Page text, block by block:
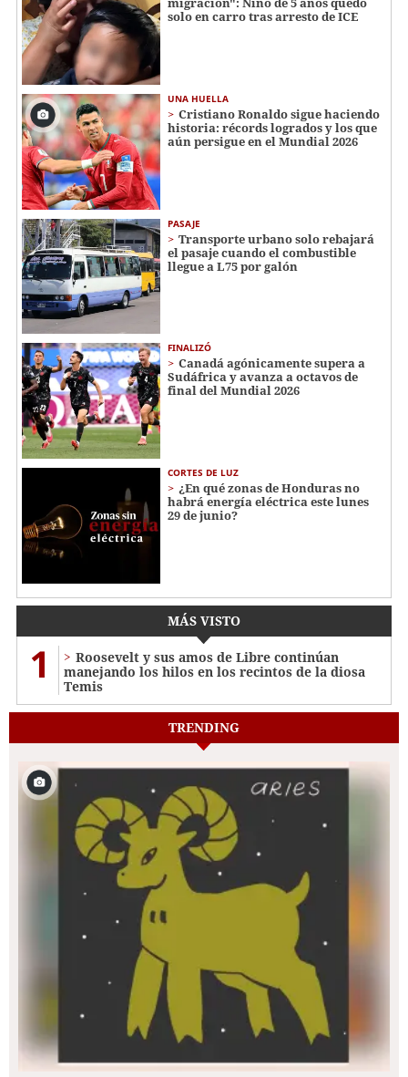
solo en carro tras arresto de ICE
UNA HUELLA
Cristiano Ronaldo sigue haciendo
historia: récords logrados y los que
aún persigue en el Mundial 2026
PASAJE
Transporte urbano solo rebajará
el pasaje cuando el combustible
llegue a L75 por galón
FINALIZÓ
Canadá agónicamente supera a
Sudáfrica y avanza a octavos de
final del Mundial 2026
CORTES DE LUZ
¿En qué zonas de Honduras no
habrá energía eléctrica este lunes
29 de junio?
MÁS VISTO
1
Roosevelt y sus amos de Libre continúan
manejando los hilos en los recintos de la diosa
Temis
TRENDING